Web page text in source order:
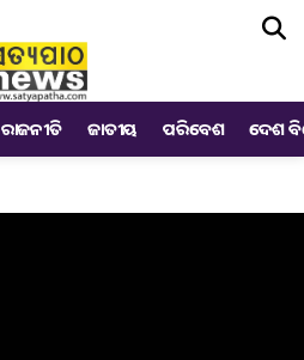
ରାଜନୀତି ଜାତୀୟ ପରିବେଶ ଦେଶ